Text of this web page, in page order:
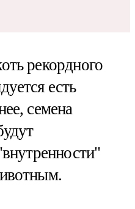
рекордного
есть
семена